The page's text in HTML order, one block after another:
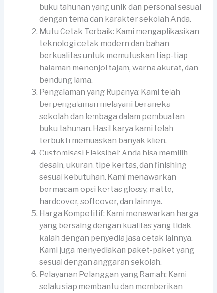
buku tahunan yang unik dan personal sesuai
dengan tema dan karakter sekolah Anda.
Mutu Cetak Terbaik: Kami mengaplikasikan
teknologi cetak modern dan bahan
berkualitas untuk memutuskan tiap-tiap
halaman menonjol tajam, warna akurat, dan
bendung lama.
Pengalaman yang Rupanya: Kami telah
berpengalaman melayani beraneka
sekolah dan lembaga dalam pembuatan
buku tahunan. Hasil karya kami telah
terbukti memuaskan banyak klien.
Customisasi Fleksibel: Anda bisa memilih
desain, ukuran, tipe kertas, dan finishing
sesuai kebutuhan. Kami menawarkan
bermacam opsi kertas glossy, matte,
hardcover, softcover, dan lainnya.
Harga Kompetitif: Kami menawarkan harga
yang bersaing dengan kualitas yang tidak
kalah dengan penyedia jasa cetak lainnya.
Kami juga menyediakan paket-paket yang
sesuai dengan anggaran sekolah.
Pelayanan Pelanggan yang Ramah: Kami
selalu siap membantu dan memberikan